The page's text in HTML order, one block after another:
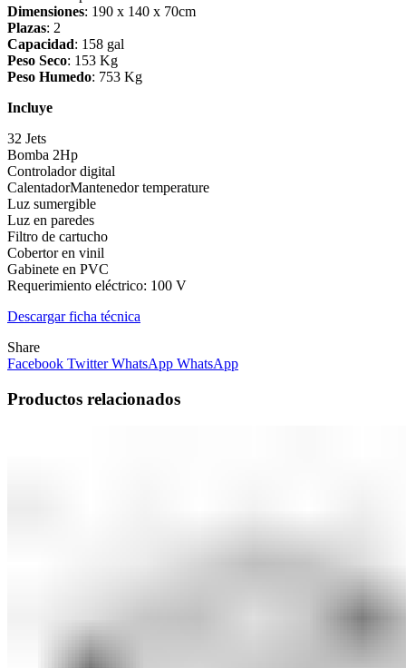
Dimensiones: 190 x 140 x 70cm
Plazas: 2
Capacidad: 158 gal
Peso Seco: 153 Kg
Peso Humedo: 753 Kg
Incluye
32 Jets
Bomba 2Hp
Controlador digital
CalentadorMantenedor temperature
Luz sumergible
Luz en paredes
Filtro de cartucho
Cobertor en vinil
Gabinete en PVC
Requerimiento eléctrico: 100 V
Descargar ficha técnica
Share
Facebook Twitter WhatsApp WhatsApp
Productos relacionados